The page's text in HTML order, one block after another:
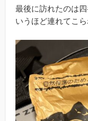
最後に訪れたのは
いうほど連れてこら